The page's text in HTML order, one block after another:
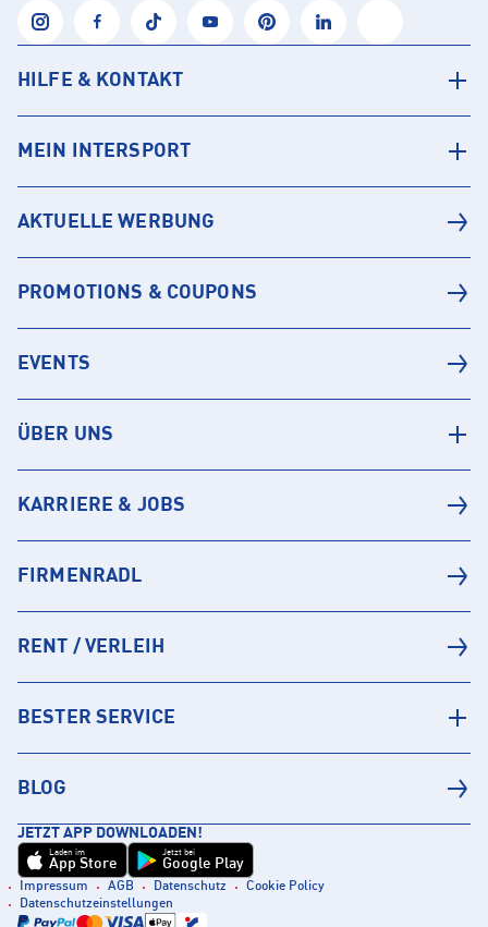
HILFE & KONTAKT
MEIN INTERSPORT
AKTUELLE WERBUNG
PROMOTIONS & COUPONS
EVENTS
ÜBER UNS
KARRIERE & JOBS
FIRMENRADL
RENT / VERLEIH
BESTER SERVICE
BLOG
JETZT APP DOWNLOADEN!
Laden im
App Store
Jetzt bei
Google Play
Impressum AGB Datenschutz
Cookie Policy
Datenschutzeinstellungen